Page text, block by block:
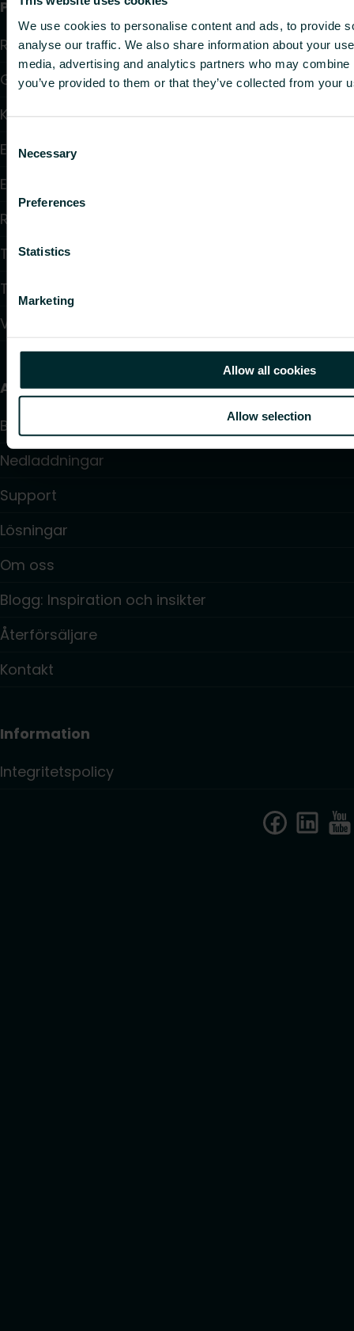
We use cookies to personalise content and ads, to provide
analyse our traffic. We also share information about your
media, advertising and analytics partners who may
you’ve provided to them or that they’ve collected from your
Selection
Necessary
Preferences
Statistics
Marketing
Allow all cookies
Allow selection
Produkter
Radiatorer
Golvvärme och golvkylning
Konvektorer och fläktkonvektorer
Elektrisk uppvärmning
Elektronisk styrning
Reglering
Tappvattensystem
Takvärmesystem
Värmepumpar
Användbara länkar
Beräkningsprogram
Nedladdningar
Support
Lösningar
Om oss
Blogg: Inspiration och insikter
Återförsäljare
Kontakt
Information
Integritetspolicy